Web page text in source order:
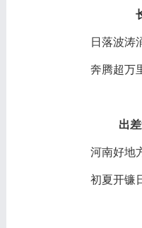
日落波涛
奔腾超万
出
河南好地
初夏开镰